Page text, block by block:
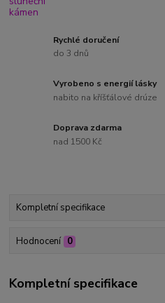
Rychlé doručení
do 3 dnů
Vyrobeno s energií lásky
nabito na kříšťálové drúze
Doprava zdarma
nad 1500 Kč
Kompletní specifikace
Hodnocení 0
Kompletní specifikace